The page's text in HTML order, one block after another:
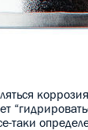
таки